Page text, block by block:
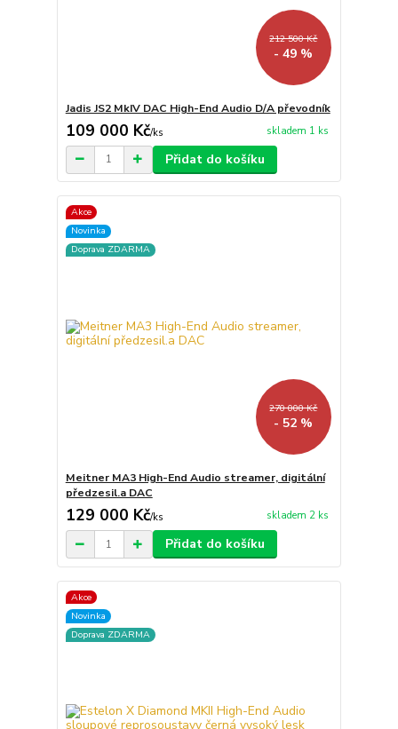
212 500 Kč
- 49 %
Jadis JS2 MkIV DAC High-End Audio D/A převodník
109 000 Kč/ks skladem 1 ks
Přidat do košíku
Akce
Novinka
Doprava ZDARMA
270 000 Kč
- 52 %
Meitner MA3 High-End Audio streamer, digitální
předzesil.a DAC
129 000 Kč/ks skladem 2 ks
Přidat do košíku
Akce
Novinka
Doprava ZDARMA